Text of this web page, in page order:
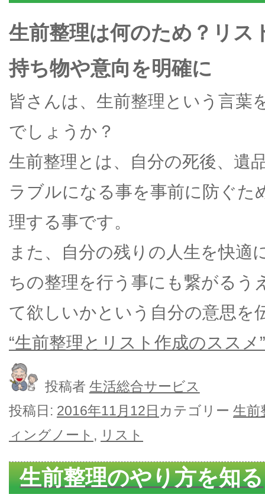
生前整理は何のため？リス
持ち物や意向を明確に
皆さんは、生前整理という言葉
でしょうか？
生前整理とは、自分の死後、遺
ラブルになる事を事前に防ぐた
理する事です。
また、自分の残りの人生を快適
ちの整理を行う事にも繋がるう
て欲しいかという自分の意思を
“生前整理とリスト作成のススメ
投稿者 生活総合サービス
投稿日: 2016年11月12日 カテゴリー 生前
ィングノート , リスト
生前整理のやり方を知る